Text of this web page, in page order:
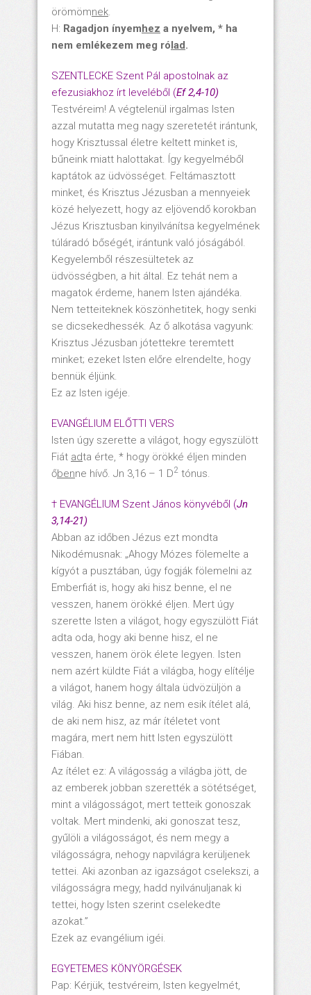
örömömnek.
H: Ragadjon ínyemhez a nyelvem, * ha
nem emlékezem meg rólad.
SZENTLECKE Szent Pál apostolnak az
efezusiakhoz írt leveléből (Ef 2,4-10)
Testvéreim! A végtelenül irgalmas Isten
azzal mutatta meg nagy szeretetét irántunk,
hogy Krisztussal életre keltett minket is,
bűneink miatt halottakat. Így kegyelméből
kaptátok az üdvösséget. Feltámasztott
minket, és Krisztus Jézusban a mennyeiek
közé helyezett, hogy az eljövendő korokban
Jézus Krisztusban kinyilvánítsa kegyelmének
túláradó bőségét, irántunk való jóságából.
Kegyelemből részesültetek az
üdvösségben, a hit által. Ez tehát nem a
magatok érdeme, hanem Isten ajándéka.
Nem tetteiteknek köszönhetitek, hogy senki
se dicsekedhessék. Az ő alkotása vagyunk:
Krisztus Jézusban jótettekre teremtett
minket; ezeket Isten előre elrendelte, hogy
bennük éljünk.
Ez az Isten igéje.
EVANGÉLIUM ELŐTTI VERS
Isten úgy szerette a világot, hogy egyszülött
Fiát adta érte, * hogy örökké éljen minden
őbenne hívő. Jn 3,16 – 1 D2 tónus.
† EVANGÉLIUM Szent János könyvéből (Jn
3,14-21)
Abban az időben Jézus ezt mondta
Nikodémusnak: „Ahogy Mózes fölemelte a
kígyót a pusztában, úgy fogják fölemelni az
Emberfiát is, hogy aki hisz benne, el ne
vesszen, hanem örökké éljen. Mert úgy
szerette Isten a világot, hogy egyszülött Fiát
adta oda, hogy aki benne hisz, el ne
vesszen, hanem örök élete legyen. Isten
nem azért küldte Fiát a világba, hogy elítélje
a világot, hanem hogy általa üdvözüljön a
világ. Aki hisz benne, az nem esik ítélet alá,
de aki nem hisz, az már ítéletet vont
magára, mert nem hitt Isten egyszülött
Fiában.
Az ítélet ez: A világosság a világba jött, de
az emberek jobban szerették a sötétséget,
mint a világosságot, mert tetteik gonoszak
voltak. Mert mindenki, aki gonoszat tesz,
gyűlöli a világosságot, és nem megy a
világosságra, nehogy napvilágra kerüljenek
tettei. Aki azonban az igazságot cselekszi, a
világosságra megy, hadd nyilvánuljanak ki
tettei, hogy Isten szerint cselekedte
azokat.”
Ezek az evangélium igéi.
EGYETEMES KÖNYÖRGÉSEK
Pap: Kérjük, testvéreim, Isten kegyelmét,